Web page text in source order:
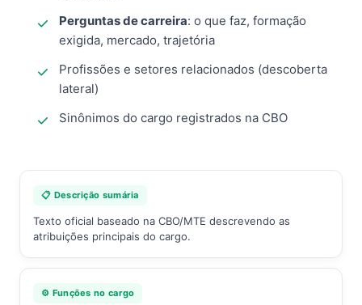
Perguntas de carreira: o que faz, formação
exigida, mercado, trajetória
Profissões e setores relacionados (descoberta
lateral)
Sinônimos do cargo registrados na CBO
📋 Descrição sumária
Texto oficial baseado na CBO/MTE descrevendo as
atribuições principais do cargo.
⚙️ Funções no cargo